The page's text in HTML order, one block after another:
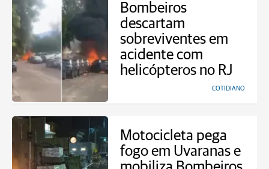
Bombeiros
descartam
sobreviventes em
acidente com
helicópteros no RJ
COTIDIANO
Motocicleta pega
fogo em Uvaranas e